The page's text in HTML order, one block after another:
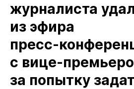
журналиста
из эфира
с
за попытку